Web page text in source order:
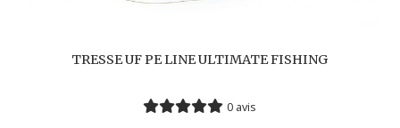
TRESSE UF PE LINE ULTIMATE FISHING
0 avis